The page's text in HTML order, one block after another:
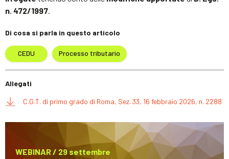
n. 472/1997.
Di cosa si parla in questo articolo
CEDU Processo tributario
Allegati
C.G.T. di primo grado di Roma, Sez. 33, 16 febbraio 2026, n. 2288
WEBINAR / 29 settembre